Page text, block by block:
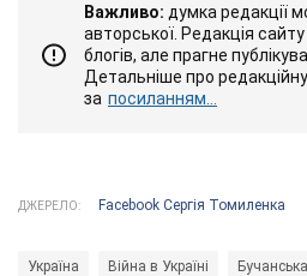
Важливо: думка редакції
авторської. Редакція сайту
блогів, але прагне
Детальніше про
за посиланням...
ДЖЕРЕЛО: Facebook Сергія Томиленка
Україна Війна в Україні